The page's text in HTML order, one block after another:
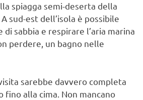
spiagga semi-deserta della
sud-est dell’isola è possibile
sabbia e respirare l’aria marina
perdere, un bagno nelle
sarebbe davvero completa
fino alla cima. Non mancano